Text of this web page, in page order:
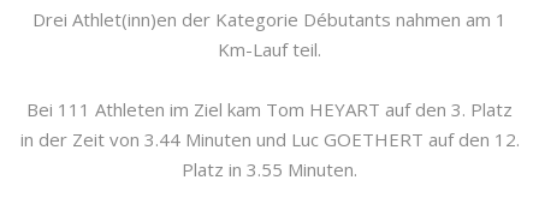
Drei Athlet(inn)en der Kategorie Débutants nahmen am 1
Km-Lauf teil.
Bei 111 Athleten im Ziel kam Tom HEYART auf den 3. Platz
in der Zeit von 3.44 Minuten und Luc GOETHERT auf den 12.
Platz in 3.55 Minuten.